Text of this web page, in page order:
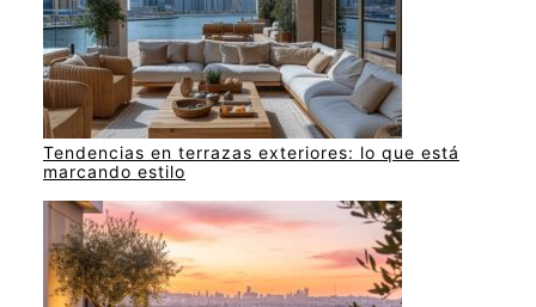
Tendencias en terrazas exteriores: lo que está
marcando estilo